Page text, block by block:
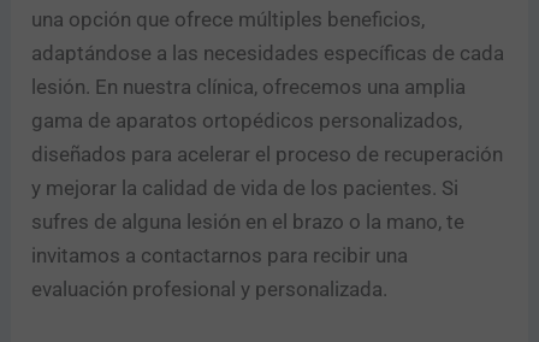
una opción que ofrece múltiples beneficios,
adaptándose a las necesidades específicas de cada
lesión. En nuestra clínica, ofrecemos una amplia
gama de aparatos ortopédicos personalizados,
diseñados para acelerar el proceso de recuperación
y mejorar la calidad de vida de los pacientes. Si
sufres de alguna lesión en el brazo o la mano, te
invitamos a contactarnos para recibir una
evaluación profesional y personalizada.